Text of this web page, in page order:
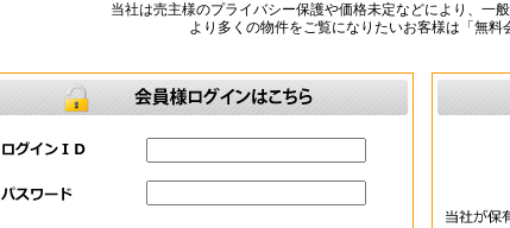
当社は売主様のプライバシー保護や価格未定などにより、一
より多くの物件をご覧になりたいお客様は「無料